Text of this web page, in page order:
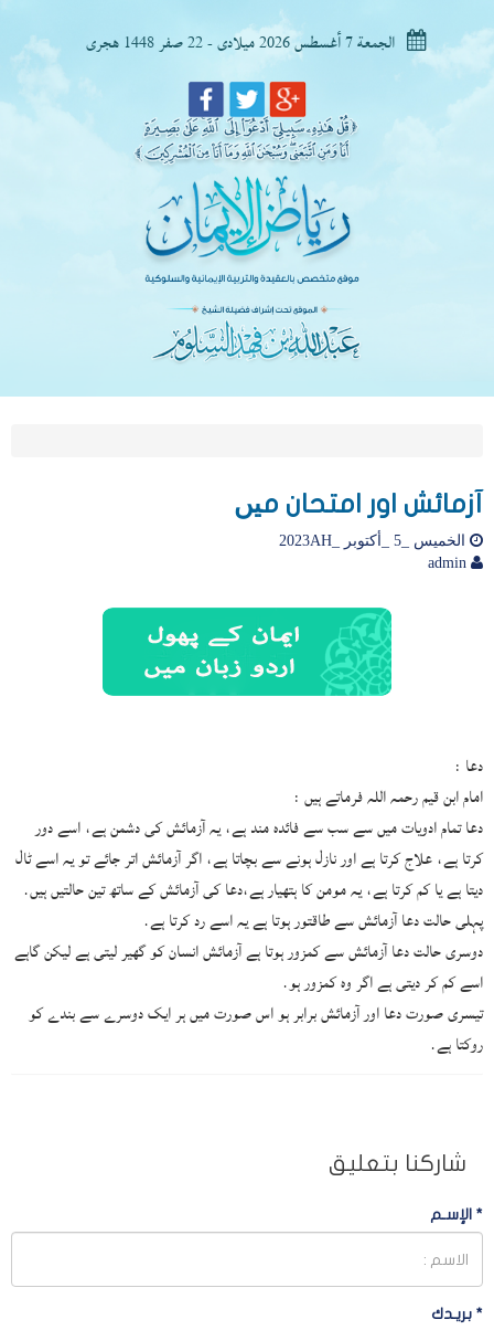
الجمعة 7 أغسطس 2026 ميلادى - 22 صفر 1448 هجرى
آزمائش اور امتحان میں
الخميس _5 _أكتوبر _2023AH
دعا :
امام ابن قیم رحمہ اللہ فرماتے ہیں :
دعا تمام ادویات میں سے سب سے فائدہ مند ہے، یہ آزمائش کی دشمن ہے، اسے دور
کرتا ہے، علاج کرتا ہے اور نازل ہونے سے بچاتا ہے، اگر آزمائش اتر جائے تو یہ اسے ٹال
دیتا ہے یا کم کرتا ہے، یہ مومن کا ہتھیار ہے،دعا کی آزمائش کے ساتھ تین حالتیں ہیں.
پہلی حالت دعا آزمائش سے طاقتور ہوتا ہے یہ اسے رد کرتا ہے.
دوسری حالت دعا آزمائش سے کمزور ہوتا ہے آزمائش انسان کو گھیر لیتی ہے لیکن گاہے
اسے کم کر دیتی ہے اگر وہ کمزور ہو.
تیسری صورت دعا اور آزمائش برابر ہو اس صورت میں ہر ایک دوسرے سے بندے کو
روکتا ہے.
شاركنا بتعليق
* الإسـم
* بريـدك